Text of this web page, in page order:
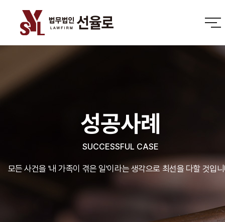
성공사례
SUCCESSFUL CASE
모든 사건을 '내 가족이 겪은 일'이라는 생각으로 최선을 다할 것입